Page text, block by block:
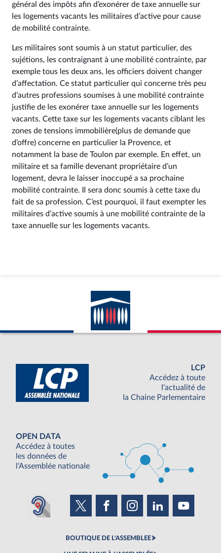
général des impôts afin d’exonérer de taxe annuelle sur
les logements vacants les militaires d’active pour cause
de mobilité contrainte.
Les militaires sont soumis à un statut particulier, des
sujétions, les contraignant à une mobilité contrainte, par
exemple tous les deux ans, les officiers doivent changer
d’affectation. Ce statut particulier qui concerne très peu
d’autres professions soumises à une mobilité contrainte
justifie de les exonérer taxe annuelle sur les logements
vacants. Cette taxe sur les logements vacants ciblant les
zones de tensions immobilière(plus de demande que
d’offre) concerne en particulier la Provence, et
notamment la base de Toulon par exemple. En effet, un
militaire et sa famille devenant propriétaire d’un
logement, devra le laisser inoccupé a sa prochaine
mobilité contrainte. Il sera donc soumis à cette taxe du
fait de sa profession. C’est pourquoi, il faut exempter les
militaires d’active soumis à une mobilité contrainte de la
taxe annuelle sur les logements vacants.
LCP
Accédez à toute
l'actualité de
la Chaine Parlementaire
OPEN DATA
Accédez à toutes
les données de
l'Assemblée nationale
BOUTIQUE DE L'ASSEMBLEE